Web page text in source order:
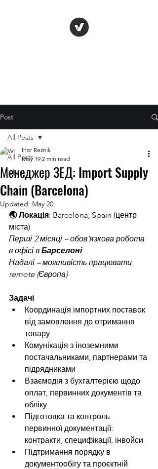
Post
All Posts
job
All Posts
Менеджер ЗЕД: Import Supply
Chain (Barcelona)
Ihor Reznik
May 19 2 min read
Updated: May 20
🌏 Локація: Barcelona, Spain (центр
міста)
Перші 2 місяці – обов’язкова робота
в офісі в Барселоні
Надалі – можливість працювати
remote (Європа)
Задачі
Координація імпортних поставок
від замовлення до отримання
товару
Комунікація з іноземними
постачальниками, партнерами та
підрядниками
Взаємодія з бухгалтерією щодо
оплат, первинних документів та
обліку
Підготовка та контроль
первинної документації:
контракти, специфікації, інвойси
Підтримання порядку в
документообігу та проєктній